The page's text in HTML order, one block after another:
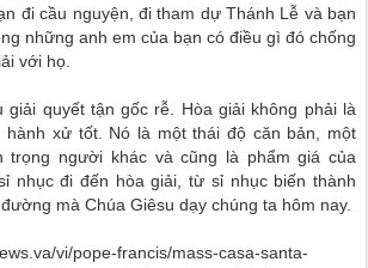
đi cầu nguyện, đi tham dự Thánh Lễ và bạn
những anh em của bạn có điều gì đó chống
với họ.
giải quyết tận gốc rễ. Hòa giải không phải là
hành xử tốt. Nó là một thái độ căn bản, một
trọng người khác và cũng là phẩm giá của
nhục đi đến hòa giải, từ sỉ nhục biến thành
mà Chúa Giêsu dạy chúng ta hôm nay.
vi/pope-francis/mass-casa-santa-